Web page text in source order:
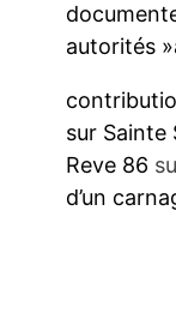
autorités
sur Sainte
Reve 86
d’un